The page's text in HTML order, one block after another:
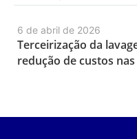
6 de abril de 2026
Terceirização da
redução de custos